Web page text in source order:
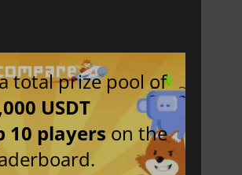
total prize pool of
USDT
10 players on the